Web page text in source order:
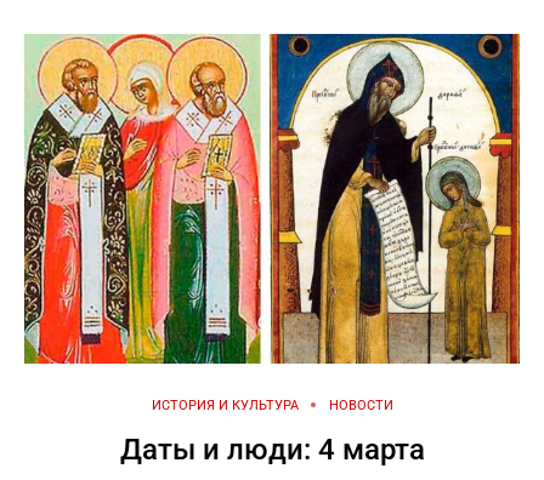
ИСТОРИЯ И КУЛЬТУРА НОВОСТИ
Даты и люди: 4 марта